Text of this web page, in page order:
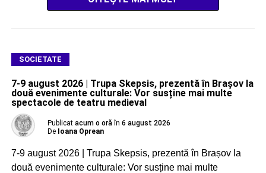
SOCIETATE
7-9 august 2026 | Trupa Skepsis, prezentă în Brașov la
două evenimente culturale: Vor susține mai multe
spectacole de teatru medieval
Publicat acum o oră în 6 august 2026
De Ioana Oprean
7-9 august 2026 | Trupa Skepsis, prezentă în Brașov la
două evenimente culturale: Vor susține mai multe